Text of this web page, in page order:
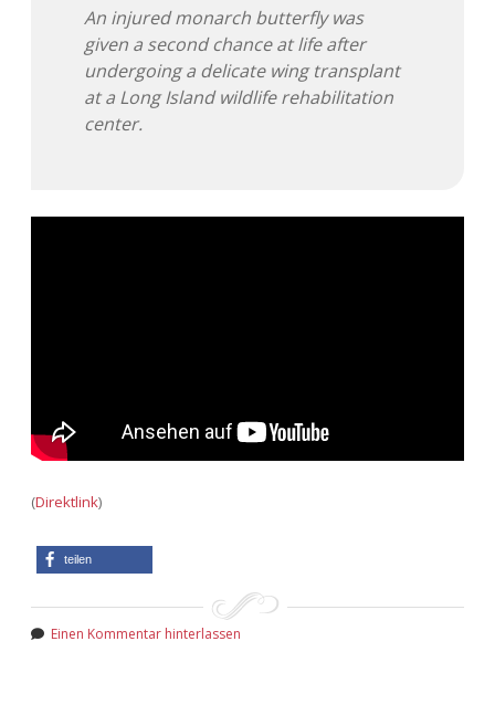
Adventskalender 2017
Adventskalender 2018
Adventskalender 2024
An injured monarch butterfly was
given a second chance at life after
undergoing a delicate wing transplant
at a Long Island wildlife rehabilitation
center.
(Direktlink)
teilen
Einen Kommentar hinterlassen